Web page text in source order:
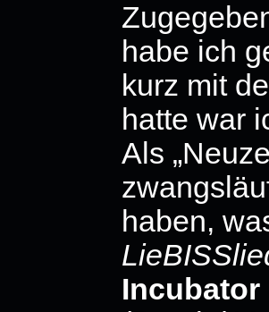
habe ich
kurz mit
hatte war
Als
haben,
Incubator